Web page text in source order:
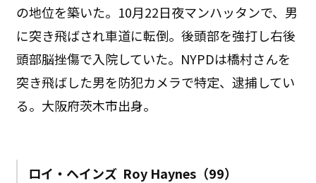
の地位を築いた。10月22日夜マンハッタンで、男
に突き飛ばされ車道に転倒。後頭部を強打し右後
頭部脳挫傷で入院していた。NYPDは橋村さんを
突き飛ばした男を防犯カメラで特定、逮捕してい
る。大阪府茨木市出身。
ロイ・ヘインズ Roy Haynes（99）